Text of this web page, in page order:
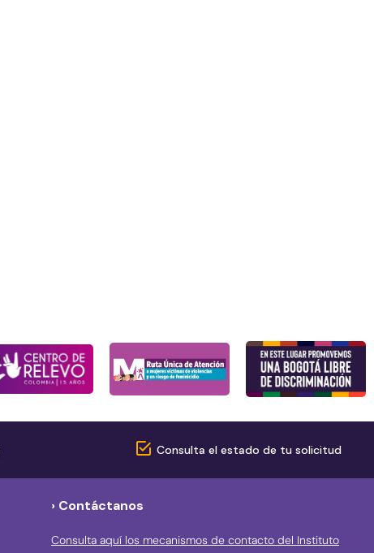
Consulta el estado de tu solicitud
› Contáctanos
Consulta aquí los mecanismos de contacto del Instituto